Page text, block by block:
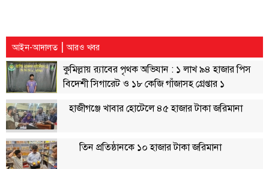
গণমাধ্যম
রাজধানী
ইতিহাস
কথা
কয়
ক্যারিয়ার
আইন-আদালত | আরও খবর
কুমিল্লায় র‌্যাবের পৃথক অভিযান : ১ লাখ ৯৪ হাজার পিস
বিদেশী সিগারেট ও ১৮ কেজি গাঁজাসহ গ্রেপ্তার ১
হাজীগঞ্জে খাবার হোটেলে ৪৫ হাজার টাকা জরিমানা
তিন প্রতিষ্ঠানকে ১০ হাজার টাকা জরিমানা